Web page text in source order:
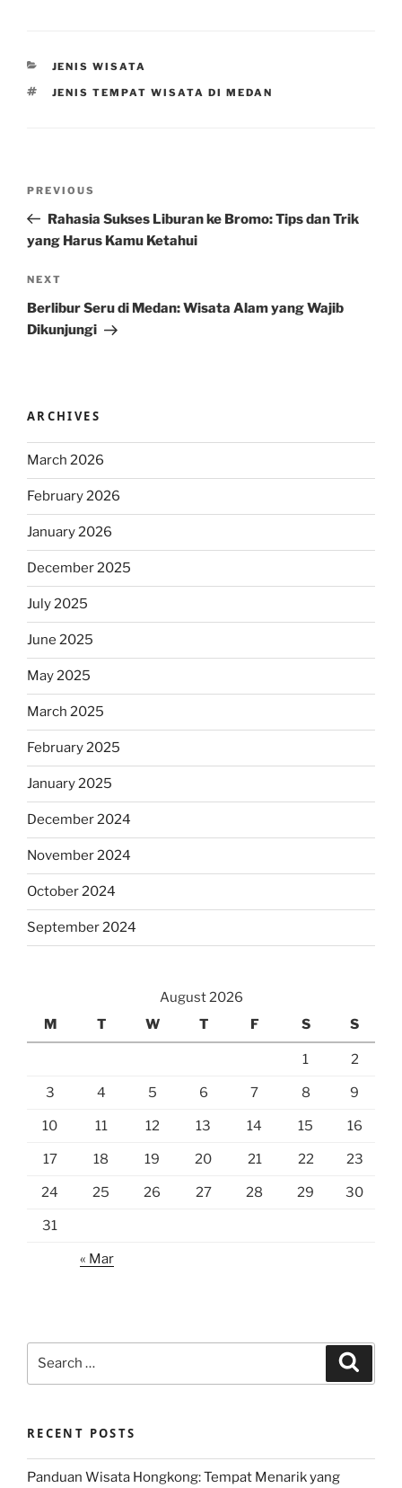
CATEGORIES
JENIS WISATA
TAGS
JENIS TEMPAT WISATA DI MEDAN
Previous
Post
PREVIOUS
Rahasia Sukses Liburan ke Bromo: Tips dan Trik
yang Harus Kamu Ketahui
Next
Post
NEXT
Berlibur Seru di Medan: Wisata Alam yang Wajib
Dikunjungi
ARCHIVES
March 2026
February 2026
January 2026
December 2025
July 2025
June 2025
May 2025
March 2025
February 2025
January 2025
December 2024
November 2024
October 2024
September 2024
August 2026
M
T W T F S S
1 2
3 4 5 6 7 8 9
10 11 12 13 14 15 16
17 18 19 20 21 22 23
24 25 26 27 28 29 30
31
« Mar
RECENT POSTS
Panduan Wisata Hongkong: Tempat Menarik yang